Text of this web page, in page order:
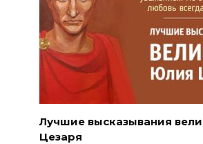
Лучшие высказывания
Цезаря